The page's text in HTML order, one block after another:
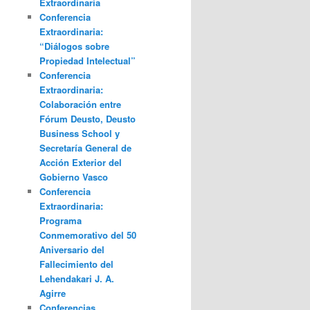
Conferencia
Extraordinaria:
“Diálogos sobre
Propiedad Intelectual”
Conferencia
Extraordinaria:
Colaboración entre
Fórum Deusto, Deusto
Business School y
Secretaría General de
Acción Exterior del
Gobierno Vasco
Conferencia
Extraordinaria:
Programa
Conmemorativo del 50
Aniversario del
Fallecimiento del
Lehendakari J. A.
Agirre